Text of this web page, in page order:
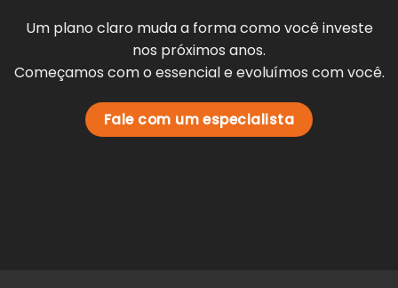
Um plano claro muda a forma como você investe
nos próximos anos.
Começamos com o essencial e evoluímos com você.
Fale com um especialista